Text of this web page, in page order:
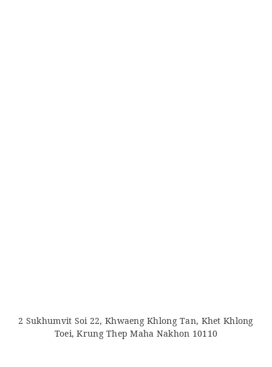
2 Sukhumvit Soi 22, Khwaeng Khlong Tan, Khet Khlong
Toei, Krung Thep Maha Nakhon 10110